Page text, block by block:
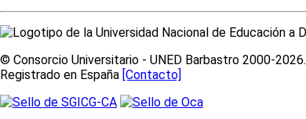
© Consorcio Universitario - UNED Barbastro 2000-2026.
Registrado en España [Contacto]